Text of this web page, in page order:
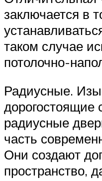
заключается в
таком случае
потолочно-
Радиусные.
дорогостоящие
радиусные
часть
Они создают
пространство,